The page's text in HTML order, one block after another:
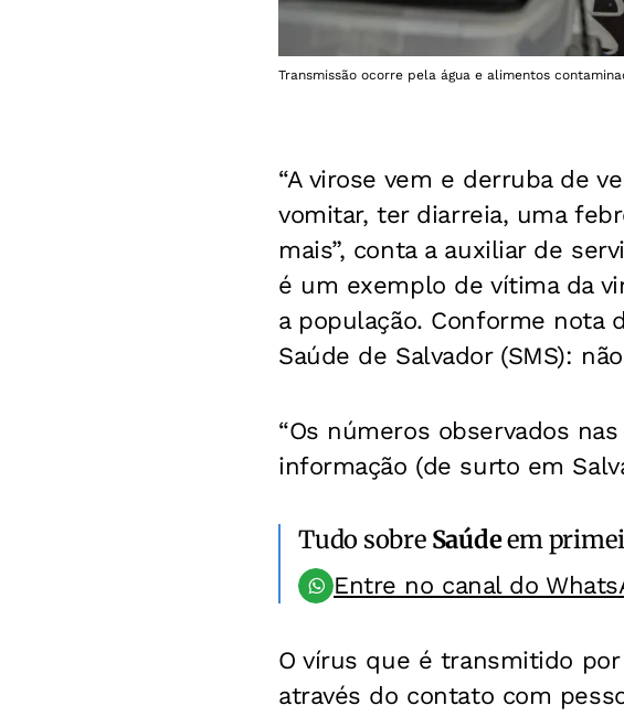
Transmissão ocorre pela água e alimentos
“A virose vem e derruba de
vomitar, ter diarreia, uma
mais”, conta a auxiliar de
é um exemplo de vítima da
a população. Conforme nota
Saúde de Salvador (SMS):
“Os números observados
informação (de surto em
Tudo sobre Saúdeem
Entre no canal do
O vírus que é transmitido
através do contato com